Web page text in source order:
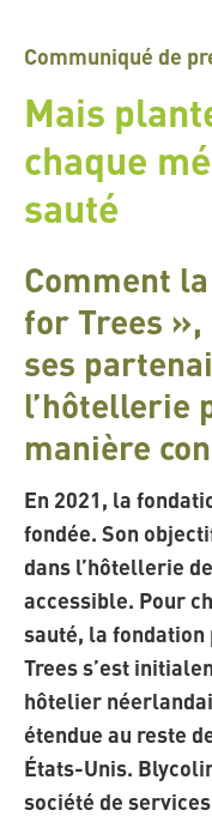
Communiqué de
Mais
chaque
sauté
Comment
for Trees »,
ses
l’hôtellerie
manière
En 2021, la
fondée. Son
dans l’hôtellerie
accessible. Pour
sauté, la
Trees s’est
hôtelier
étendue au reste
États-Unis.
société de